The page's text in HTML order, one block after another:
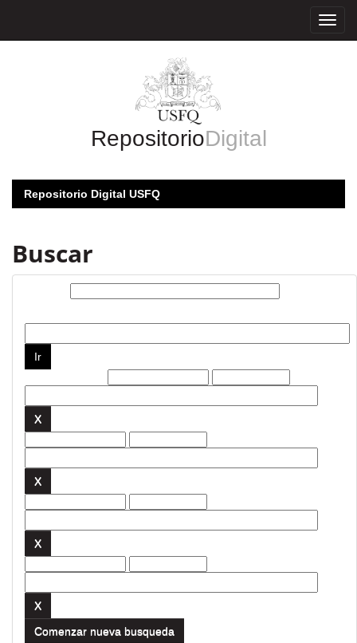
RepositorioDigital
Repositorio Digital USFQ
Buscar
Comenzar nueva busqueda